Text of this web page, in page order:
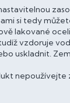
si tedy
lakované
vzdoruje
uskladnit.
nepoužívejte